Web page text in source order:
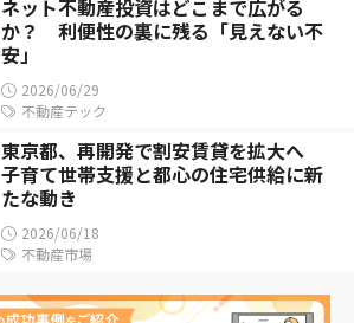
ネット不動産投資はどこまで広がる
か？ 利便性の裏に残る「見えない不
安」
2026/06/29
不動産テック
東京都、再開発で割安賃貸を拡大へ
子育て世帯支援と都心の住宅供給に新
たな動き
2026/06/18
不動産市場